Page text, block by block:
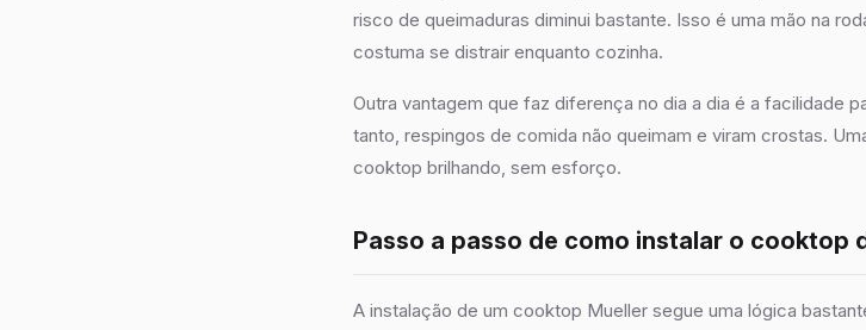
risco de queimaduras diminui bastante. Isso é uma mão na
costuma se distrair enquanto cozinha.
Outra vantagem que faz diferença no dia a dia é a facilidade
tanto, respingos de comida não queimam e viram crostas.
cooktop brilhando, sem esforço.
Passo a passo de como instalar o cooktop
A instalação de um cooktop Mueller segue uma lógica